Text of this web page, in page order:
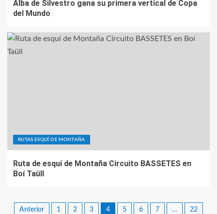
Alba de Silvestro gana su primera vertical de Copa
del Mundo
RUTAS ESQUÍ DE MONTAÑA
Ruta de esquí de Montaña Circuito BASSETES en
Boí Taüll
Anterior 1 2 3 4 5 6 7 … 22